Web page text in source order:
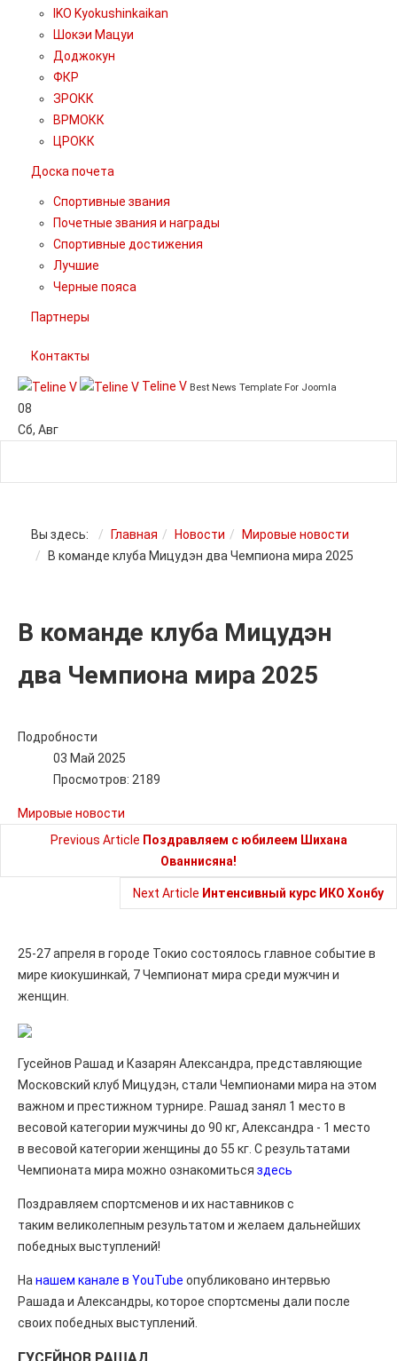
IKO Kyokushinkaikan
Шокэи Мацуи
Доджокун
ФКР
ЗРОКК
ВРМОКК
ЦРОКК
Доска почета
Спортивные звания
Почетные звания и награды
Спортивные достижения
Лучшие
Черные пояса
Партнеры
Контакты
Teline V Best News Template For Joomla
08
Сб, Авг
Вы здесь: Главная Новости
Мировые новости
В команде клуба Мицудэн два Чемпиона мира 2025
В команде клуба Мицудэн
два Чемпиона мира 2025
Подробности
03 Май 2025
Просмотров: 2189
Мировые новости
Previous Article Поздравляем с юбилеем Шихана
Ованнисяна!
Next Article Интенсивный курс ИКО Хонбу
25-27 апреля в городе Токио состоялось главное событие в
мире киокушинкай, 7 Чемпионат мира среди мужчин и
женщин.
Гусейнов Рашад и Казарян Александра, представляющие
Московский клуб Мицудэн, стали Чемпионами мира на этом
важном и престижном турнире. Рашад занял 1 место в
весовой категории мужчины до 90 кг, Александра - 1 место
в весовой категории женщины до 55 кг. С результатами
Чемпионата мира можно ознакомиться здесь
Поздравляем спортсменов и их наставников с
таким великолепным результатом и желаем дальнейших
победных выступлений!
На нашем канале в YouTube опубликовано интервью
Рашада и Александры, которое спортсмены дали после
своих победных выступлений.
ГУСЕЙНОВ РАШАД